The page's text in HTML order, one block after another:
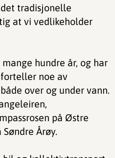
tradisjonelle
at vi vedlikeholder
hundre år, og har
forteller noe av
over og under vann.
på Østre
Årøy.